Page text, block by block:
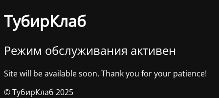
ТубирКлаб
Режим обслуживания активен
Site will be available soon. Thank you for your patience!
© ТубирКлаб 2025